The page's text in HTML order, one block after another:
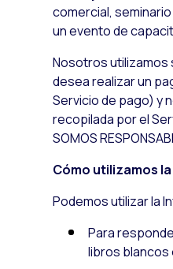
comercial,
un evento de
Nosotros utilizamos
desea realizar un
Servicio de pago) y
recopilada por el
SOMOS
Cómo utilizamos
Podemos utilizar la
Para
libros blancos